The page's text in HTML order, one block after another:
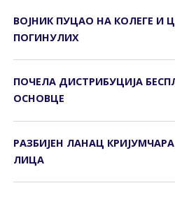
ВОЈНИК ПУЦАО НА КОЛЕГЕ И
ПОГИНУЛИХ
ПОЧЕЛА ДИСТРИБУЦИЈА
ОСНОВЦЕ
РАЗБИЈЕН ЛАНАЦ
ЛИЦА